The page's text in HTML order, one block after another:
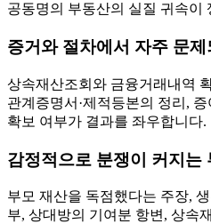
공동명의 부동산의 실질 귀속이
증거와 절차에서 자주 문
상속재산조회와 금융거래내역
관계증명서·제적등본의 정리,
확보 여부가 결과를 좌우합니다.
감정적으로 분쟁이 커지는
부모 재산을 독점했다는 주장,
부, 상대방의 기여분 항변, 상속